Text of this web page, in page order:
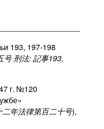
193, 197-198
号 刑法: 記事193,
г. №120
年法律第百二十号),